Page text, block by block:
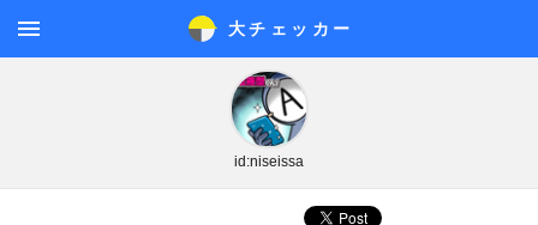
大チェッカ ー
メニ
id:niseissa